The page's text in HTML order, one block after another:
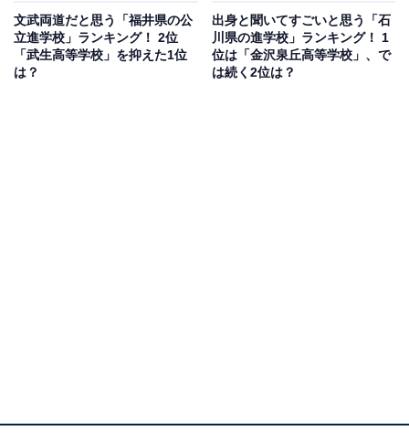
して部活動にも力を入れているから」(50代男性／愛知
県)といったコメントが寄せられています。
文武両道だと思う「福井県の公
立進学校」ランキング！ 2位
「武生高等学校」を抑えた1位
は？
出身と聞いてすごいと思う「石
川県の進学校」ランキング！ 1
位は「金沢泉丘高等学校」、で
は続く2位は？